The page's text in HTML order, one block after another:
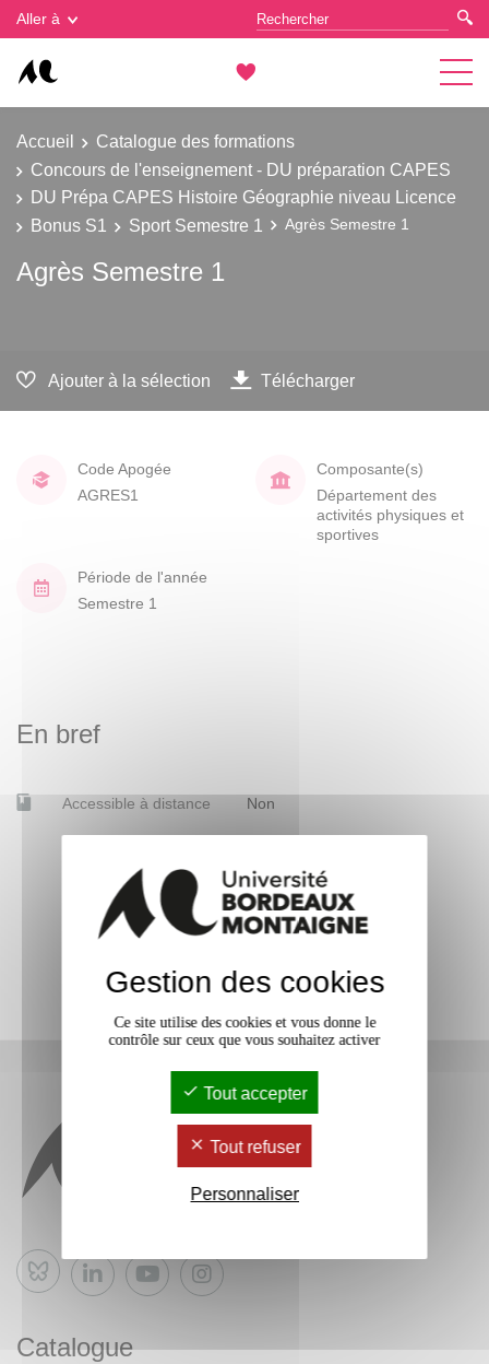
Aller à
Accueil
Catalogue des formations
Concours de l'enseignement - DU préparation CAPES
DU Prépa CAPES Histoire Géographie niveau Licence
Bonus S1
Sport Semestre 1 Agrès Semestre 1
Agrès Semestre 1
Ajouter à la sélection Télécharger
Code Apogée
AGRES1
Composante(s)
Département des
activités physiques et
sportives
Période de l'année
Semestre 1
En bref
Accessible à distance Non
Bluesky
Catalogue
Gestion des cookies
Gestion des cookies
Ce site utilise des cookies et vous donne le
contrôle sur ceux que vous souhaitez activer
Tout accepter
Tout refuser
Personnaliser